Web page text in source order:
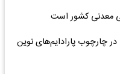
معدنی کشور است
چارچوب پارادایم‌های نوین